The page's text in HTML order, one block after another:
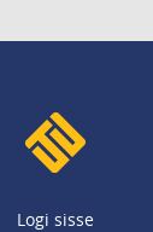
Logi sisse